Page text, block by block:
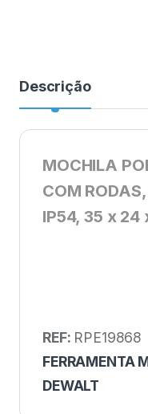
Descrição
MOCHILA
COM
IP54, 35 x 24
REF: RPE19868
FERRAMENTA
DEWALT